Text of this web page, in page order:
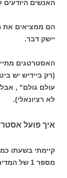
האנשים
הם ממציאים את
יישק דבר.
האסטרטגים
(רק ביידיש יש
עולם גולם" ,
לא רציונאלי).
איך פועל
קיימתי בשעתו
מספר 1 של המדינה. שאלתי אותו מה סוד הצלחתו.